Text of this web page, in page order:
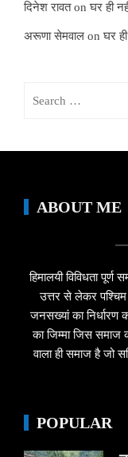
दिनेश रावतonघर ही
अरूणा सेमवाल onघर
ABOUT ME
हिमालयी विविधता
उत्तर से लेकर
जनसख्यां का निर्धारण
का जिम्मा जिस
वाला ही समाज है जो
POPULAR